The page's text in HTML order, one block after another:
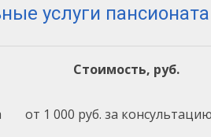
услуги
Стоимость, руб.
от 1 000 руб. за